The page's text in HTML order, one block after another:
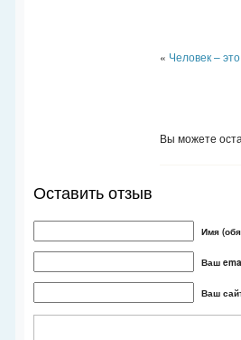
« Человек –
Вы можете
Оставить отзыв
Имя
Ваш
Ваш